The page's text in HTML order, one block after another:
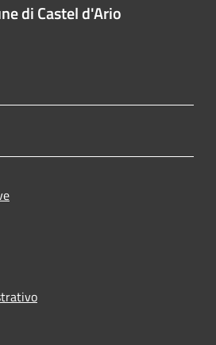
di Castel d'Ario